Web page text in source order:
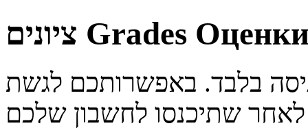
ציונים Grades
בלבד. באפשרותכם לגשת